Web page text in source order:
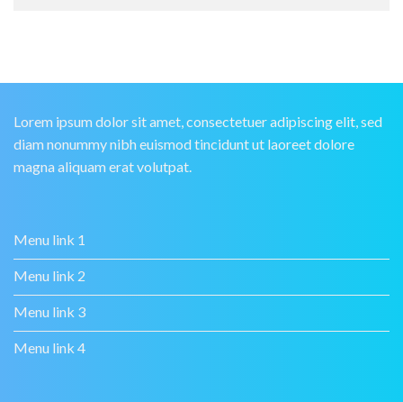
Lorem ipsum dolor sit amet, consectetuer adipiscing elit, sed
diam nonummy nibh euismod tincidunt ut laoreet dolore
magna aliquam erat volutpat.
Menu link 1
Menu link 2
Menu link 3
Menu link 4